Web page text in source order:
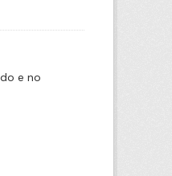
e no